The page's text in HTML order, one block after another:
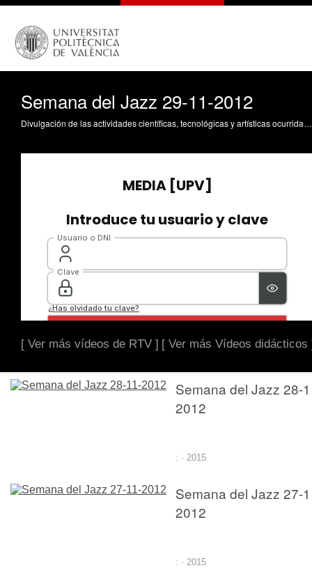
Semana del Jazz 29-11-2012
Divulgación de las actividades científicas, tecnológicas y artísticas ocurridas en los tres campus de la UPV
[ Ver más vídeos de RTV ] [ Ver más Vídeos didácticos
Semana del Jazz 28-
2012
: · 2015
Semana del Jazz 27-
2012
: · 2015